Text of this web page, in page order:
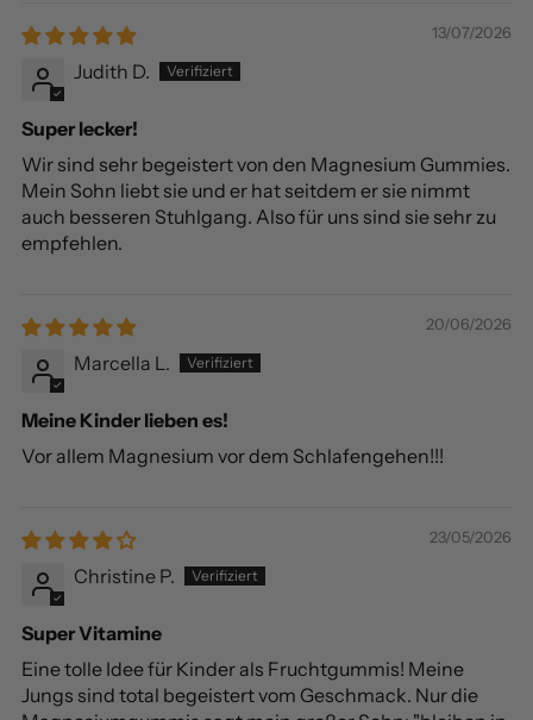
13/07/2026
Judith D.
Super lecker!
Wir sind sehr begeistert von den Magnesium Gummies.
Mein Sohn liebt sie und er hat seitdem er sie nimmt
auch besseren Stuhlgang. Also für uns sind sie sehr zu
empfehlen.
20/06/2026
Marcella L.
Meine Kinder lieben es!
Vor allem Magnesium vor dem Schlafengehen!!!
23/05/2026
Christine P.
Super Vitamine
Eine tolle Idee für Kinder als Fruchtgummis! Meine
Jungs sind total begeistert vom Geschmack. Nur die